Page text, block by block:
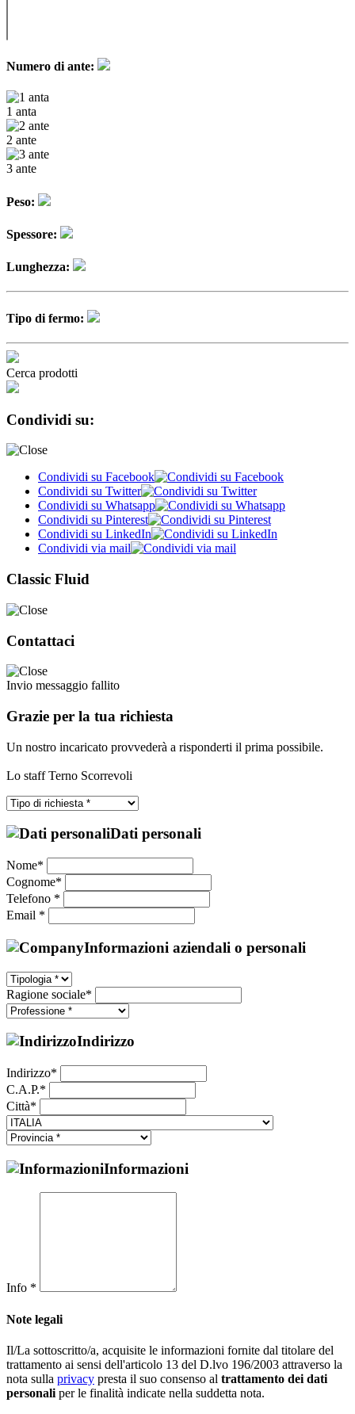
Numero di ante:
1 anta
2 ante
3 ante
Peso:
Spessore:
Lunghezza:
Tipo di fermo:
Cerca prodotti
Condividi su:
Condividi su Facebook
Condividi su Twitter
Condividi su Whatsapp
Condividi su Pinterest
Condividi su LinkedIn
Condividi via mail
Classic Fluid
Contattaci
Invio messaggio fallito
Grazie per la tua richiesta
Un nostro incaricato provvederà a risponderti il prima possibile.
Lo staff Terno Scorrevoli
Dati personali
Nome*
Cognome*
Telefono *
Email *
Informazioni aziendali o personali
Ragione sociale*
Indirizzo
Indirizzo*
C.A.P.*
Città*
Informazioni
Info *
Note legali
Il/La sottoscritto/a, acquisite le informazioni fornite dal titolare del
trattamento ai sensi dell'articolo 13 del D.lvo 196/2003 attraverso la
nota sulla privacy presta il suo consenso al trattamento dei dati
personali per le finalità indicate nella suddetta nota.